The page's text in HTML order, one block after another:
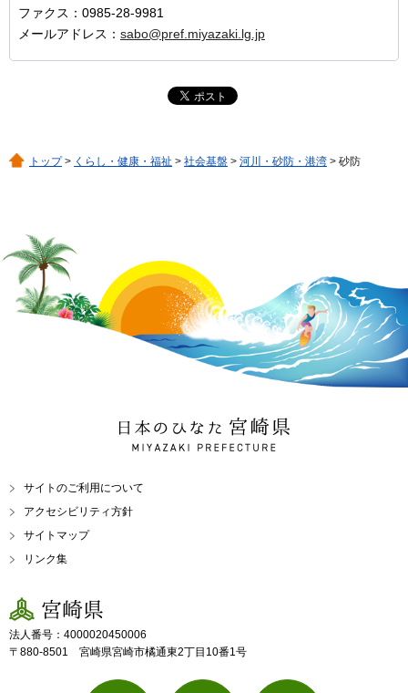
ファクス：0985-28-9981
メールアドレス： sabo@pref.miyazaki.lg.jp
トップ> くらし・健康・福祉 > 社会基盤 > 河川・砂防・港湾 > 砂防
日本のひなた 宮崎県
MIYAZAKI PREFECTURE
サイトのご利用について
アクセシビリティ方針
サイトマップ
リンク集
宮崎県
法人番号：4000020450006
〒880-8501 宮崎県宮崎市橘通東2丁目10番1号